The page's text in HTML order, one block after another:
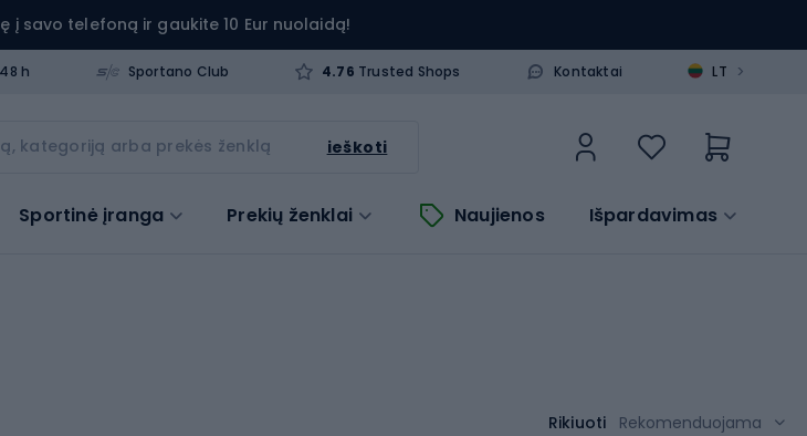
į savo telefoną ir gaukite 10 Eur nuolaidą!
h Sportano Club 4.76 Trusted Shops Kontaktai LT >
ieškoti
Sportinė įranga Prekių ženklai Naujienos Išpardavimas
Rikiuoti Rekomenduojama